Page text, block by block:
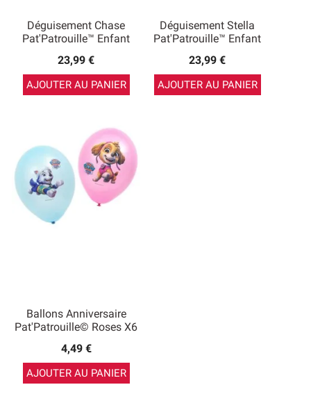
Déguisement Chase
Pat'Patrouille™ Enfant
23,99 €
AJOUTER AU PANIER
Déguisement Stella
Pat'Patrouille™ Enfant
23,99 €
AJOUTER AU PANIER
Ballons Anniversaire
Pat'Patrouille© Roses X6
4,49 €
AJOUTER AU PANIER